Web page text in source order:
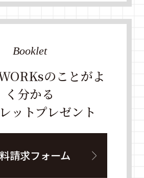
のことがよ
く分かる
ットプレゼント
Booklet
請求フォーム